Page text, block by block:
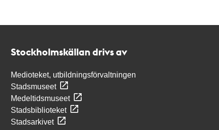
Stockholmskällan drivs av
Medioteket, utbildningsförvaltningen
Stadsmuseet
Medeltidsmuseet
Stadsbiblioteket
Stadsarkivet